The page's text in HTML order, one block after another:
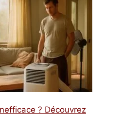
? Découvrez